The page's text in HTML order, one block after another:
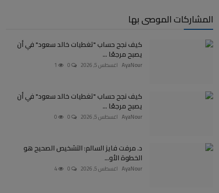
المشاركات الموصى بها
كيف نجح حساب "تغطيات خالد سعود" في أن
يصبح مرجعًا ...
AyaNour اغسطس 5, 2026
كيف نجح حساب "تغطيات خالد سعود" في أن
يصبح مرجعًا ...
AyaNour اغسطس 5, 2026
د. مرفت فايز السالم: التشخيص الصحيح هو
الخطوة الأو...
AyaNour اغسطس 5, 2026